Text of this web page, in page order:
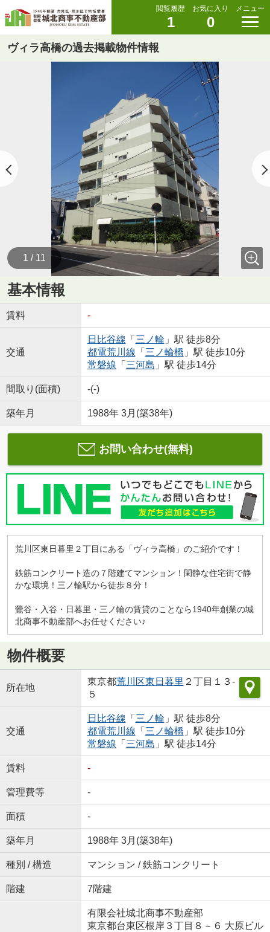
閲覧履歴
1
お気に入り
0
メニュー
ヴィラ高橋の過去掲載物件情報
1 / 11
基本情報
賃料 -
交通
日比谷線 「 三ノ輪」駅 徒歩8分
都電荒川線 「 三ノ輪橋 」駅 徒歩10分
常磐線 「 三河島 」駅 徒歩14分
間取り(面積) -(-)
築年月 1988年 3月(築38年)
お問い合わせ(無料)
荒川区東日暮里２丁目にある「ヴィラ高橋」のご紹介です！
鉄筋コンクリート造の７階建てマンション！閑静な住宅街で静
かな環境！三ノ輪駅から徒歩８分！
鶯谷・入谷・日暮里・三ノ輪の賃貸のことなら1940年創業の城
北商事不動産部へお任せください♪
物件概要
所在地
東京都荒川区東日暮里 ２丁目１３-
５
交通
日比谷線 「 三ノ輪」駅 徒歩8分
都電荒川線 「 三ノ輪橋 」駅 徒歩10分
常磐線 「 三河島 」駅 徒歩14分
賃料 -
管理費等 -
面積 -
築年月 1988年 3月(築38年)
種別 / 構造 マンション / 鉄筋コンクリート
階建 7階建
有限会社城北商事不動産部
東京都台東区根岸３丁目８－６ 大原ビル